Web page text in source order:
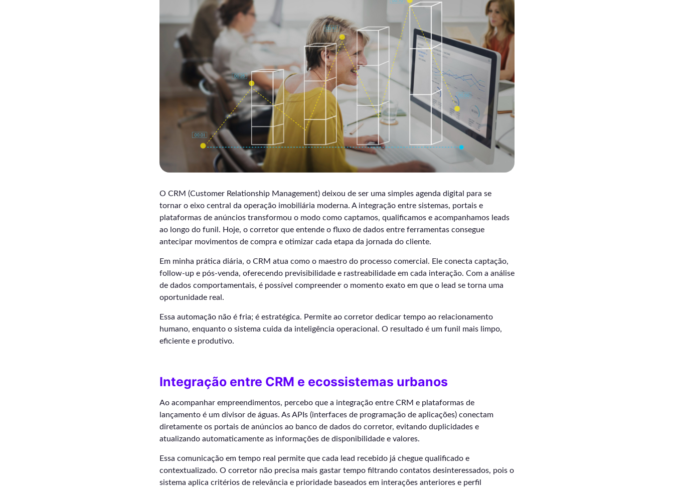
O CRM (Customer Relationship Management) deixou de ser uma simples agenda digital para se
tornar o eixo central da operação imobiliária moderna. A integração entre sistemas, portais e
plataformas de anúncios transformou o modo como captamos, qualificamos e acompanhamos leads
ao longo do funil. Hoje, o corretor que entende o fluxo de dados entre ferramentas consegue
antecipar movimentos de compra e otimizar cada etapa da jornada do cliente.
Em minha prática diária, o CRM atua como o maestro do processo comercial. Ele conecta captação,
follow-up e pós-venda, oferecendo previsibilidade e rastreabilidade em cada interação. Com a análise
de dados comportamentais, é possível compreender o momento exato em que o lead se torna uma
oportunidade real.
Essa automação não é fria; é estratégica. Permite ao corretor dedicar tempo ao relacionamento
humano, enquanto o sistema cuida da inteligência operacional. O resultado é um funil mais limpo,
eficiente e produtivo.
Integração entre CRM e ecossistemas urbanos
Ao acompanhar empreendimentos, percebo que a integração entre CRM e plataformas de
lançamento é um divisor de águas. As APIs (interfaces de programação de aplicações) conectam
diretamente os portais de anúncios ao banco de dados do corretor, evitando duplicidades e
atualizando automaticamente as informações de disponibilidade e valores.
Essa comunicação em tempo real permite que cada lead recebido já chegue qualificado e
contextualizado. O corretor não precisa mais gastar tempo filtrando contatos desinteressados, pois o
sistema aplica critérios de relevância e prioridade baseados em interações anteriores e perfil